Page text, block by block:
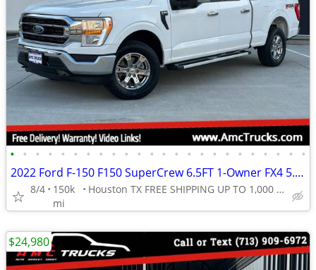
• • • • • • • • • • • • • • • • • • • • • • • •
2022 Ford F-150 F150 SuperCrew 6.5FT 1-Owner FX4 5.0L V8 4WD NO RUST!
8/4
150k
mi
Houston TX FREE SHIPPING UP TO 1,000 MI (.90C/MI Add
$24,980